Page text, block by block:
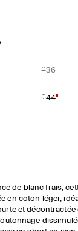
36
44
de blanc frais,
en coton léger,
et